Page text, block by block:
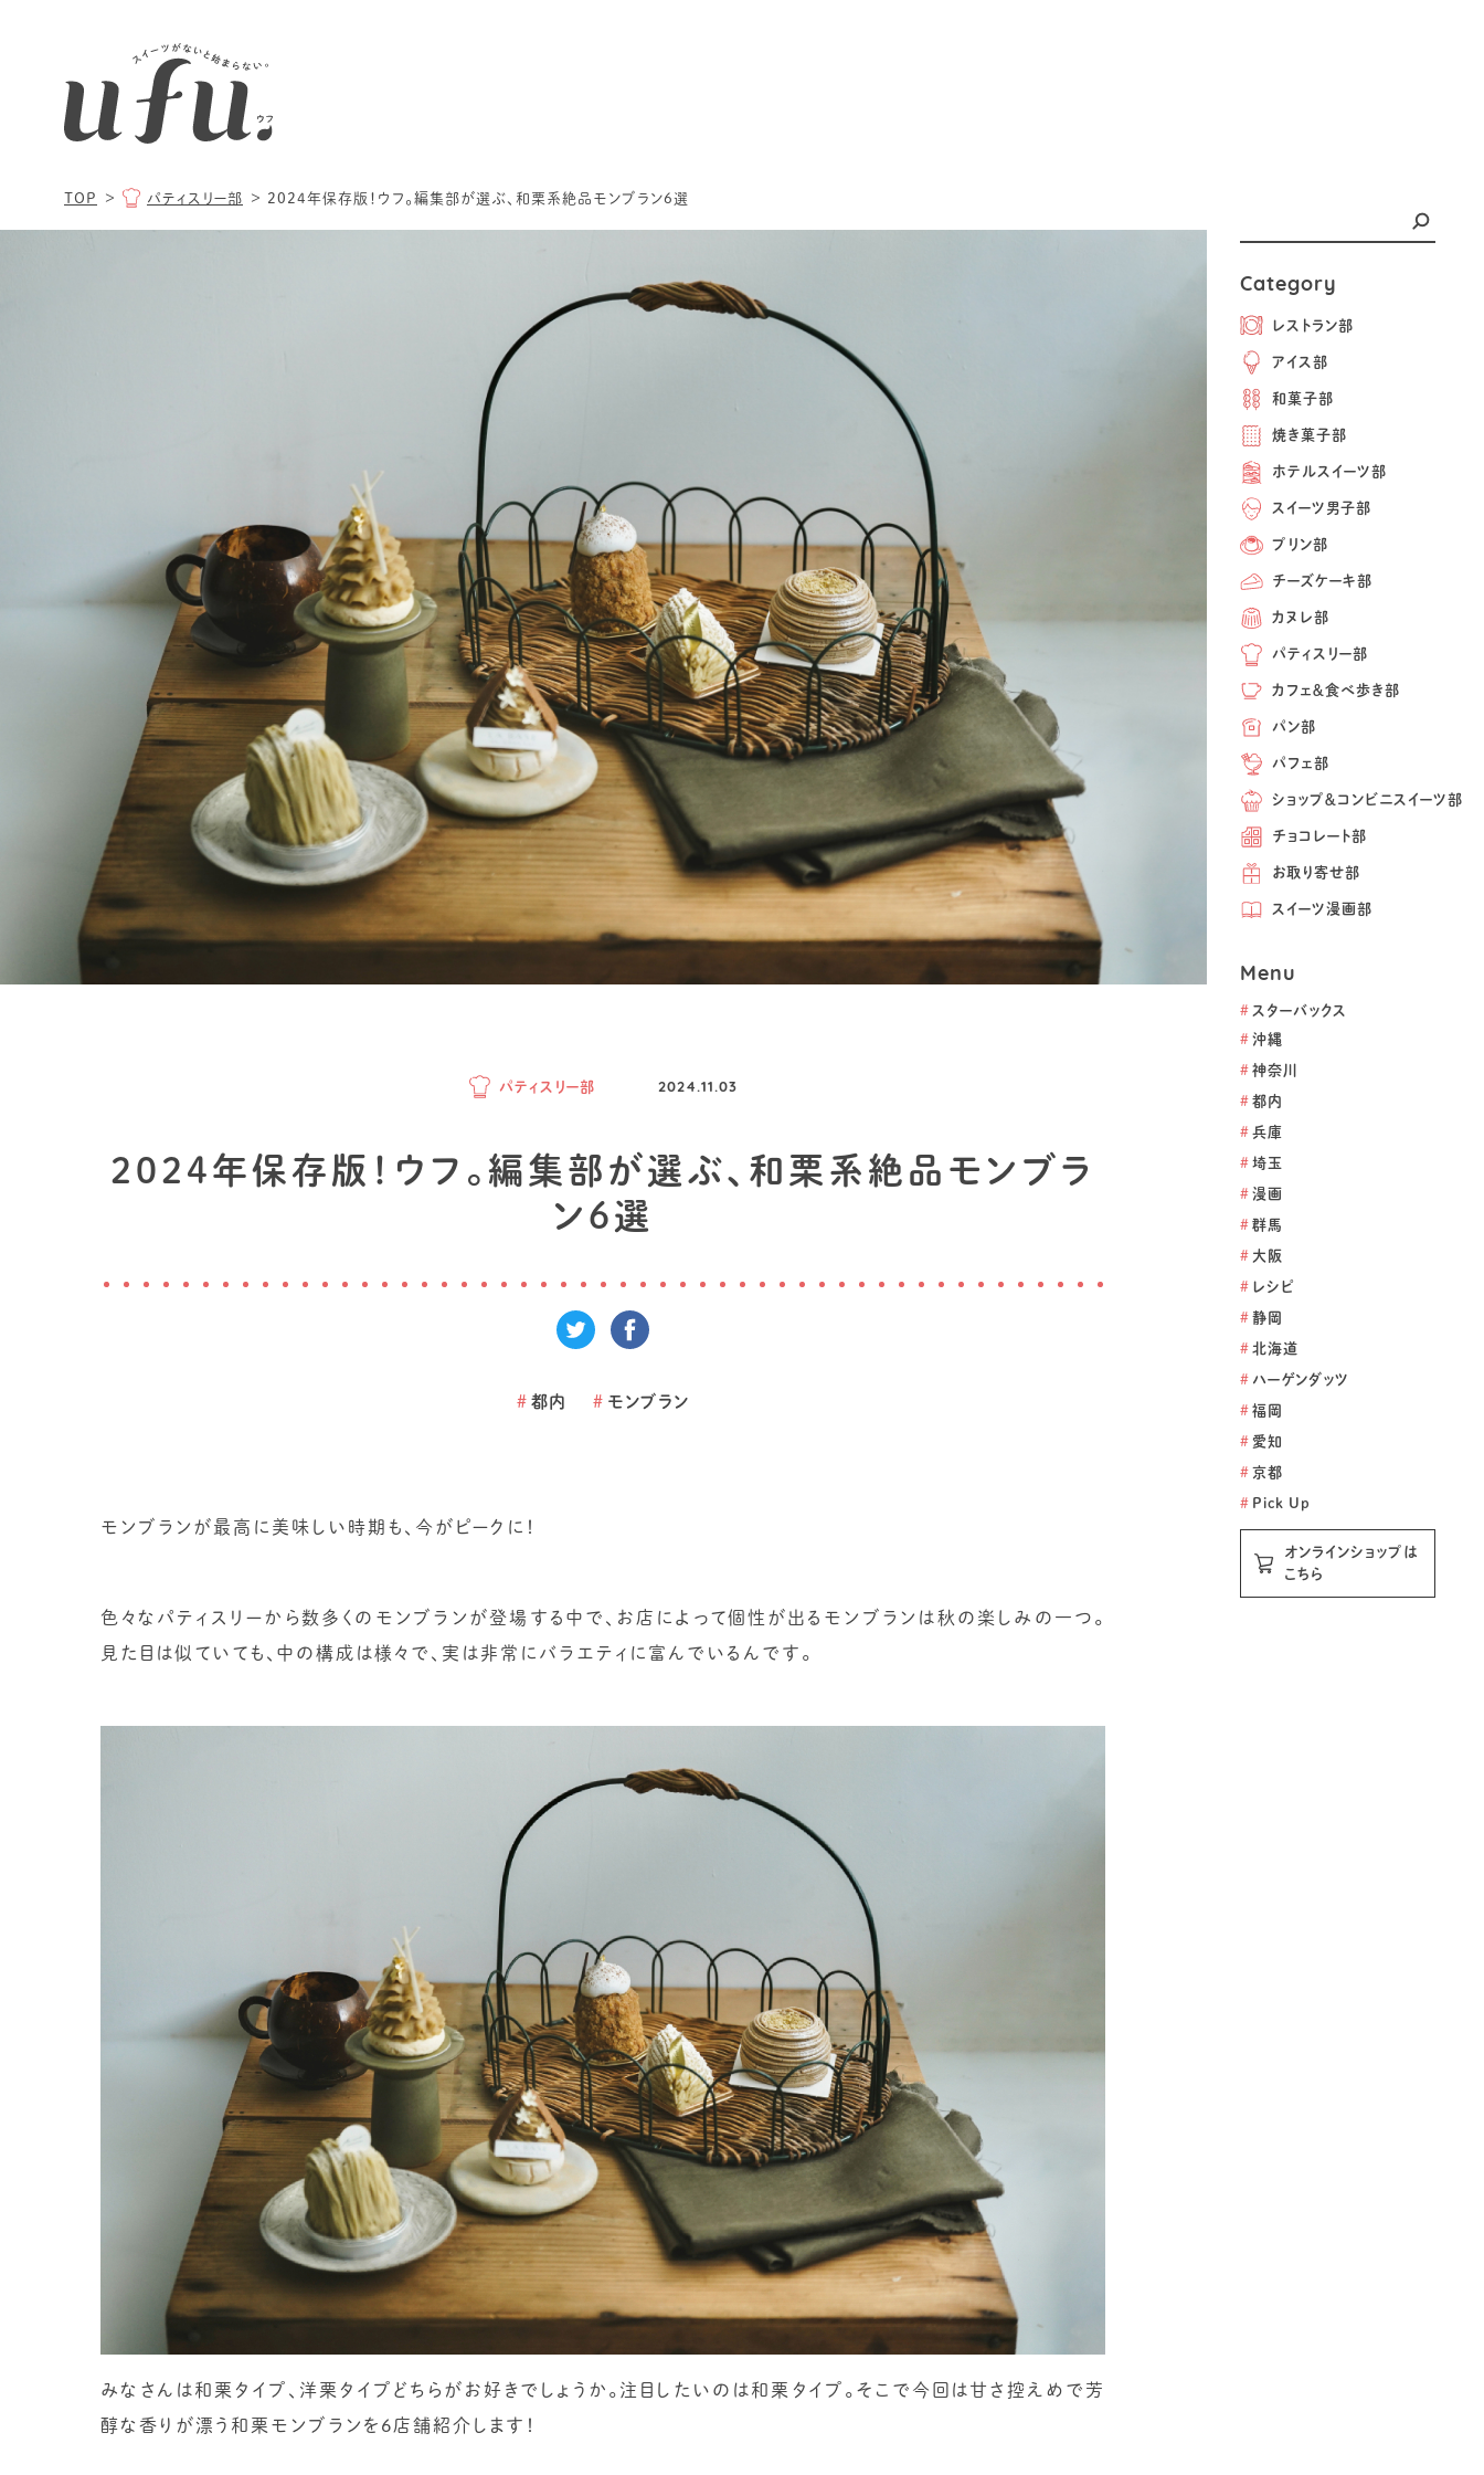
Category
レストラン部
アイス部
和菓子部
焼き菓子部
ホテルスイーツ部
スイーツ男子部
プリン部
チーズケーキ部
カヌレ部
パティスリー部
カフェ＆食べ歩き部
パン部
パフェ部
ショップ＆コンビニスイーツ部
チョコレート部
お取り寄せ部
スイーツ漫画部
Menu
# スターバックス
# 沖縄
# 神奈川
# 都内
# 兵庫
# 埼玉
# 漫画
# 群馬
# 大阪
# レシピ
# 静岡
# 北海道
# ハーゲンダッツ
# 福岡
# 愛知
# 京都
# Pick Up
オンラインショップは
こちら
TOP パティスリー部 2024年保存版！ウフ。編集部が選ぶ、和栗系絶品モンブラン6選
パティスリー部 2024.11.03
2024年保存版！ウフ。編集部が選ぶ、和栗系絶品モンブラ
ン6選
# 都内 # モンブラン
モンブランが最高に美味しい時期も、今がピークに！
色々なパティスリーから数多くのモンブランが登場する中で、お店によって個性が出るモンブランは秋の楽しみの一つ。
見た目は似ていても、中の構成は様々で、実は非常にバラエティに富んでいるんです。
みなさんは和栗タイプ、洋栗タイプどちらがお好きでしょうか。注目したいのは和栗タイプ。そこで今回は甘さ控えめで芳
醇な香りが漂う和栗モンブランを6店舗紹介します！